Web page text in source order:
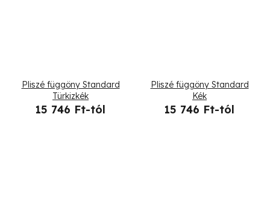
Pliszé függöny Standard
Türkizkék
15 746 Ft-tól
Pliszé függöny Standard
Kék
15 746 Ft-tól